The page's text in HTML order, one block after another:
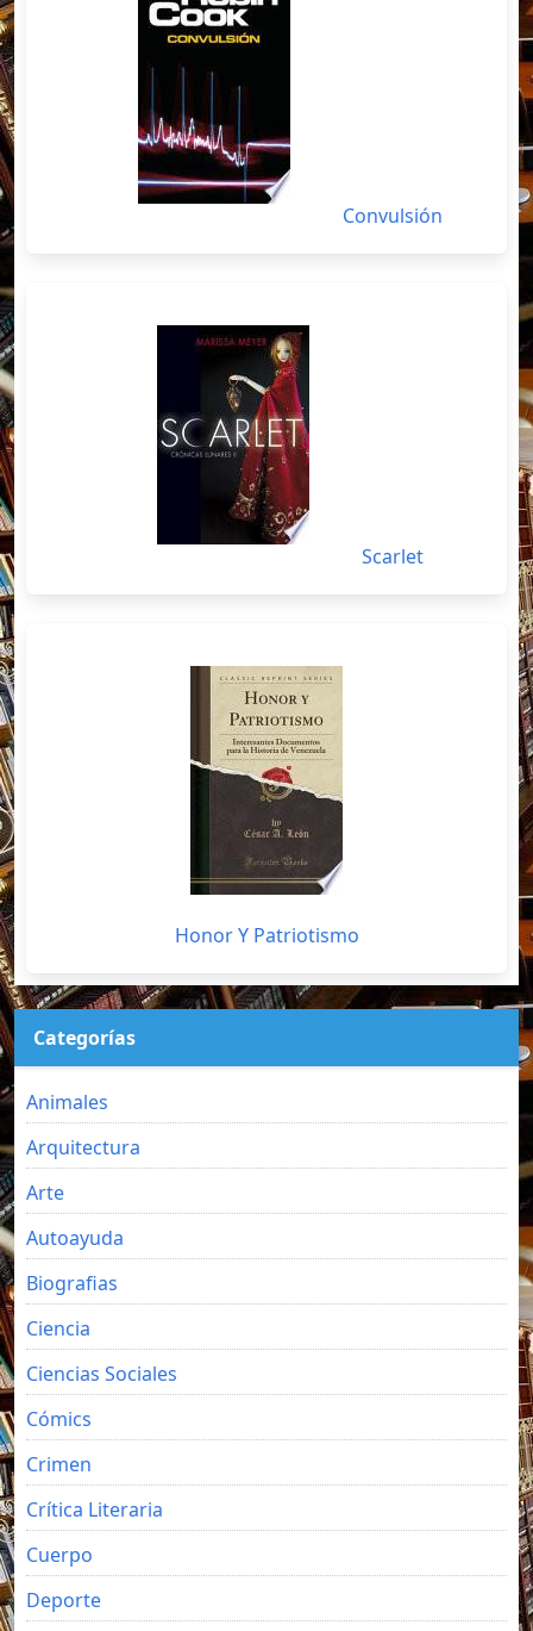
Convulsión
Scarlet
Honor Y Patriotismo
Categorías
Animales
Arquitectura
Arte
Autoayuda
Biografias
Ciencia
Ciencias Sociales
Cómics
Crimen
Crítica Literaria
Cuerpo
Deporte